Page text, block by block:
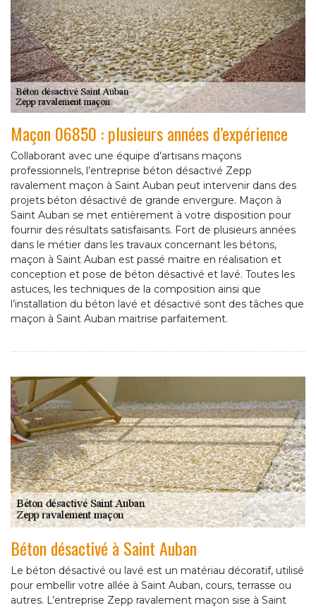
Maçon 06850 : plusieurs années d’expérience
Collaborant avec une équipe d’artisans maçons
professionnels, l’entreprise béton désactivé Zepp
ravalement maçon à Saint Auban peut intervenir dans des
projets béton désactivé de grande envergure. Maçon à
Saint Auban se met entièrement à votre disposition pour
fournir des résultats satisfaisants. Fort de plusieurs années
dans le métier dans les travaux concernant les bétons,
maçon à Saint Auban est passé maitre en réalisation et
conception et pose de béton désactivé et lavé. Toutes les
astuces, les techniques de la composition ainsi que
l’installation du béton lavé et désactivé sont des tâches que
maçon à Saint Auban maitrise parfaitement.
Béton désactivé à Saint Auban
Le béton désactivé ou lavé est un matériau décoratif, utilisé
pour embellir votre allée à Saint Auban, cours, terrasse ou
autres. L’entreprise Zepp ravalement maçon sise à Saint